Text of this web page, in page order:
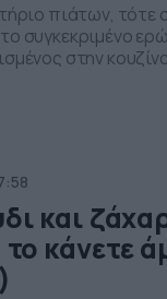
πιάτων, τότε
συγκεκριμένο
στην
και
κάνετε